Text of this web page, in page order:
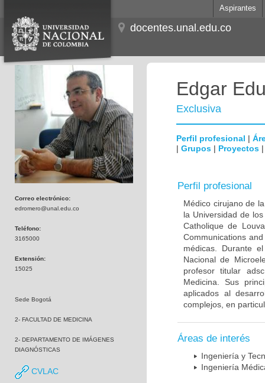
Aspirantes
docentes.unal.edu.co
Correo electrónico:
edromero@unal.edu.co
Teléfono:
3165000
Extensión:
15025
Sede Bogotá
2- FACULTAD DE MEDICINA
2- DEPARTAMENTO DE IMÁGENES
DIAGNÓSTICAS
CVLAC
Edgar
Exclusiva
Perfil profesional |
| Grupos | Proyectos
Perfil profesional
Médico cirujano de
la Universidad de
Catholique de
Communications
médicas. Durante
Nacional de
profesor titular
Medicina. Sus
aplicados al
complejos, en
Áreas de interés
Ingeniería y
Ingeniería